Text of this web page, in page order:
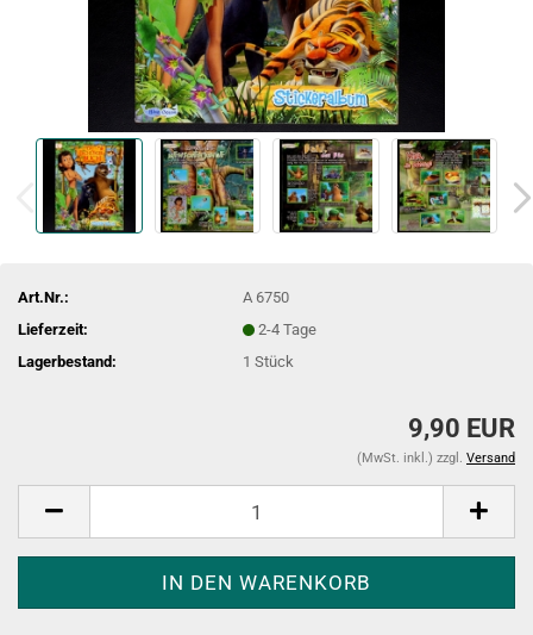
Art.Nr.:
A 6750
Lieferzeit:
2-4 Tage
Lagerbestand:
1Stück
9,90 EUR
(MwSt. inkl.) zzgl. Versand